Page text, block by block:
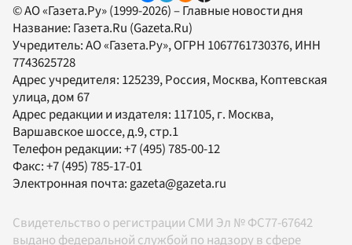
© АО «Газета.Ру» (1999-2026) – Главные новости дня
Название: Газета.Ru (Gazeta.Ru)
Учредитель:АО «Газета.Ру», ОГРН 1067761730376, ИНН
7743625728
Адрес учредителя: 125239, Россия, Москва, Коптевская
улица, дом 67
Адрес редакции и издателя: 117105, г. Москва,
Варшавское шоссе, д.9, стр.1
Телефон редакции:+7 (495) 785-00-12
Факс:+7 (495) 785-17-01
Электронная почта: gazeta@gazeta.ru
Свидетельство о регистрации СМИ Эл № ФС77-67642
выдано федеральной службой по надзору в сфере